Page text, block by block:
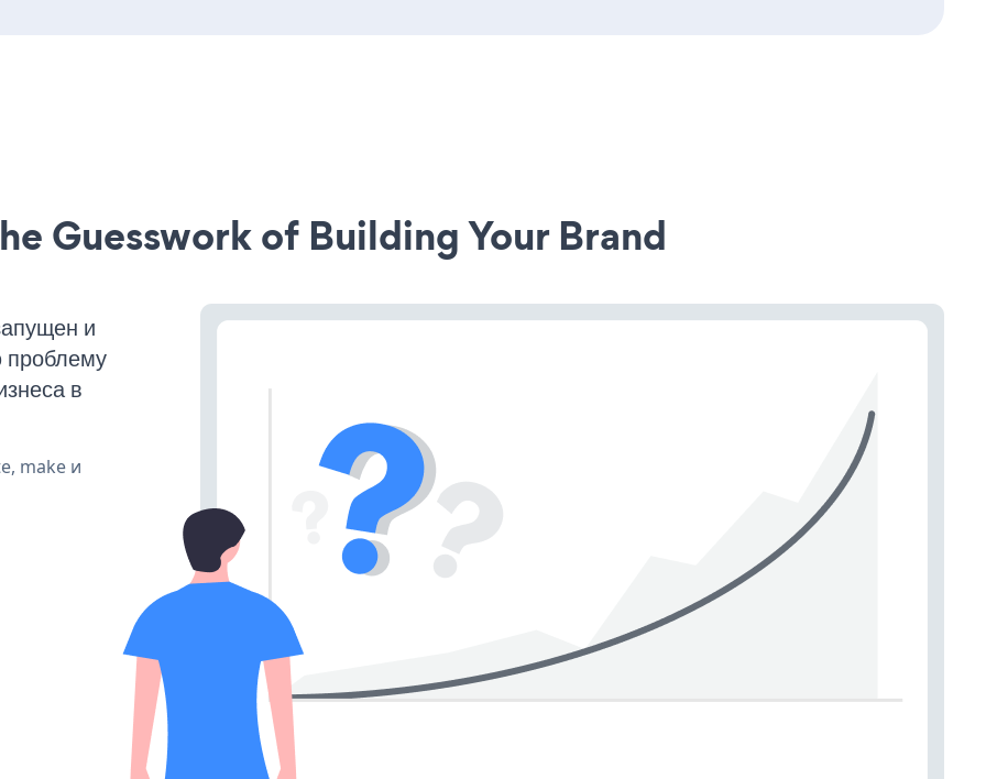
Guesswork of Building Your Brand
и
проблему
в
make и